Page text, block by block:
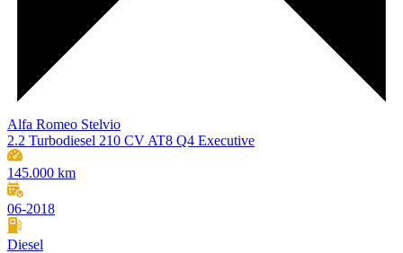
Alfa Romeo Stelvio
2.2 Turbodiesel 210 CV AT8 Q4 Executive
145.000 km
06-2018
Diesel